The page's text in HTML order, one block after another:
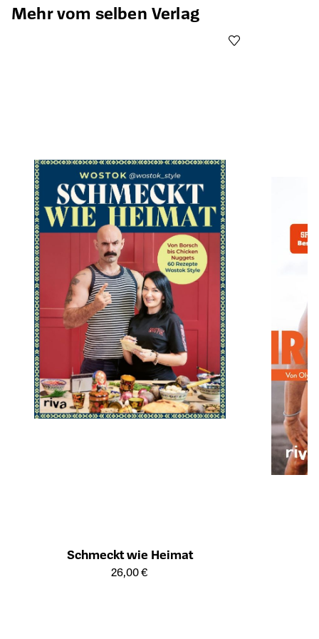
Mehr vom selben Verlag
Schmeckt wie Heimat
Öffnet die Detailseite des Produkts
26,00 €